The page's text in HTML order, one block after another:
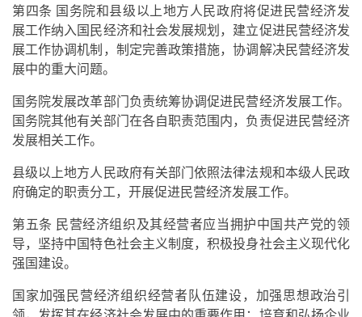
第四条 国务院和县级以上地方人民政府将促进民营经济发
展工作纳入国民经济和社会发展规划，建立促进民营经济发
展工作协调机制，制定完善政策措施，协调解决民营经济发
展中的重大问题。
国务院发展改革部门负责统筹协调促进民营经济发展工作。
国务院其他有关部门在各自职责范围内，负责促进民营经济
发展相关工作。
县级以上地方人民政府有关部门依照法律法规和本级人民政
府确定的职责分工，开展促进民营经济发展工作。
第五条 民营经济组织及其经营者应当拥护中国共产党的领
导，坚持中国特色社会主义制度，积极投身社会主义现代化
强国建设。
国家加强民营经济组织经营者队伍建设，加强思想政治引